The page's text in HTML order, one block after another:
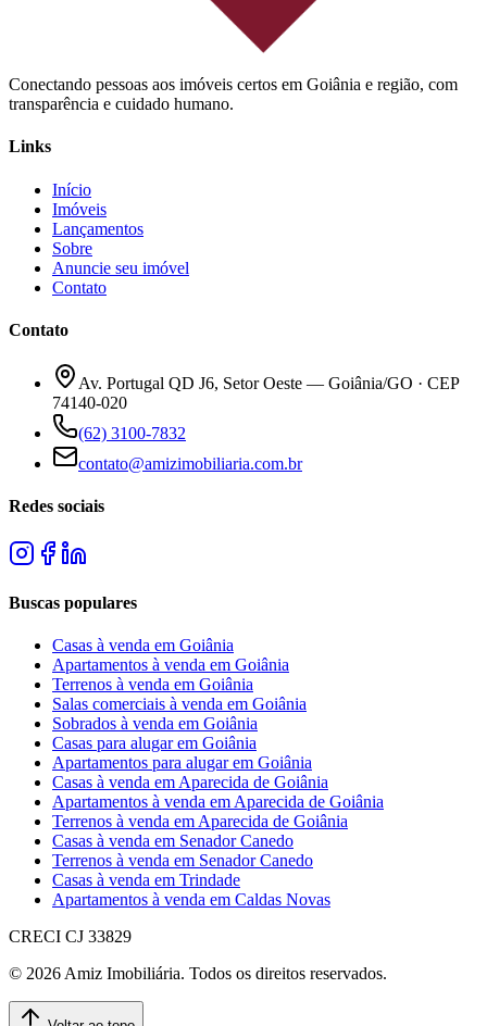
Conectando pessoas aos imóveis certos em Goiânia e região, com
transparência e cuidado humano.
Links
Início
Imóveis
Lançamentos
Sobre
Anuncie seu imóvel
Contato
Contato
Av. Portugal QD J6, Setor Oeste — Goiânia/GO · CEP
74140-020
(62) 3100-7832
contato@amizimobiliaria.com.br
Redes sociais
Buscas populares
Casas à venda em Goiânia
Apartamentos à venda em Goiânia
Terrenos à venda em Goiânia
Salas comerciais à venda em Goiânia
Sobrados à venda em Goiânia
Casas para alugar em Goiânia
Apartamentos para alugar em Goiânia
Casas à venda em Aparecida de Goiânia
Apartamentos à venda em Aparecida de Goiânia
Terrenos à venda em Aparecida de Goiânia
Casas à venda em Senador Canedo
Terrenos à venda em Senador Canedo
Casas à venda em Trindade
Apartamentos à venda em Caldas Novas
CRECI CJ 33829
© 2026 Amiz Imobiliária. Todos os direitos reservados.